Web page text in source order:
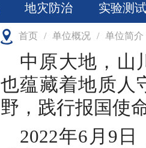
地灾防治 实验测试
首页 / 单位概况 / 单位简介
中原大地，山
也蕴藏着地质人
野，践行报国使
2022年6月9